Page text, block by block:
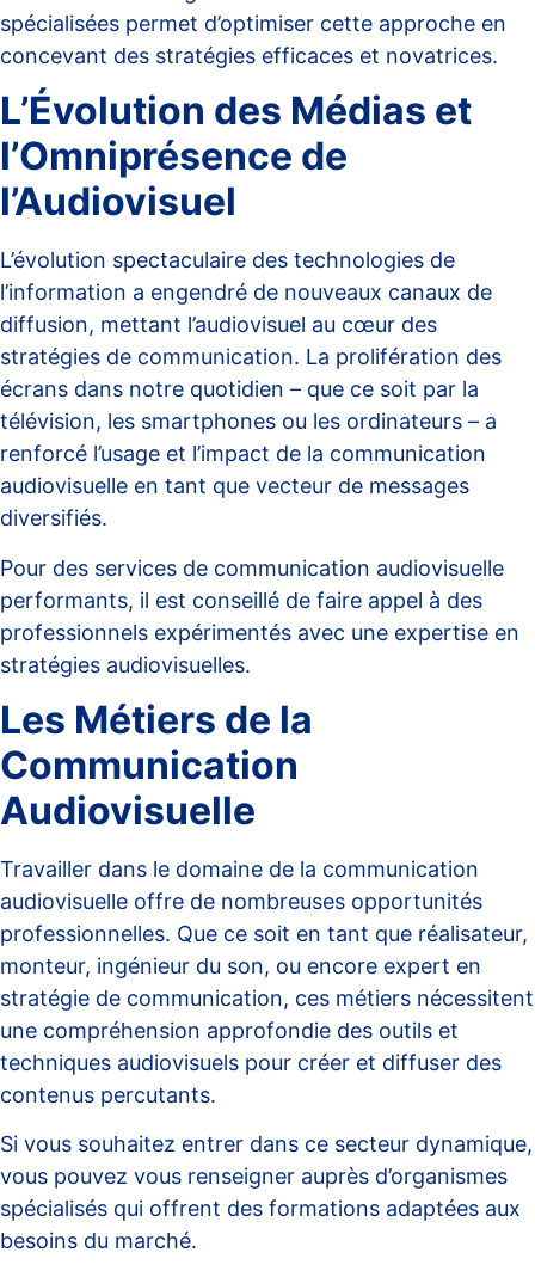
spécialisées permet d’optimiser cette approche en
concevant des stratégies efficaces et novatrices.
L’Évolution des Médias et
l’Omniprésence de
l’Audiovisuel
L’évolution spectaculaire des technologies de
l’information a engendré de nouveaux canaux de
diffusion, mettant l’audiovisuel au cœur des
stratégies de communication. La prolifération des
écrans dans notre quotidien – que ce soit par la
télévision, les smartphones ou les ordinateurs – a
renforcé l’usage et l’impact de la communication
audiovisuelle en tant que vecteur de messages
diversifiés.
Pour des services de communication audiovisuelle
performants, il est conseillé de faire appel à des
professionnels expérimentés avec une expertise en
stratégies audiovisuelles.
Les Métiers de la
Communication
Audiovisuelle
Travailler dans le domaine de la communication
audiovisuelle offre de nombreuses opportunités
professionnelles. Que ce soit en tant que réalisateur,
monteur, ingénieur du son, ou encore expert en
stratégie de communication, ces métiers nécessitent
une compréhension approfondie des outils et
techniques audiovisuels pour créer et diffuser des
contenus percutants.
Si vous souhaitez entrer dans ce secteur dynamique,
vous pouvez vous renseigner auprès d’organismes
spécialisés qui offrent des formations adaptées aux
besoins du marché.